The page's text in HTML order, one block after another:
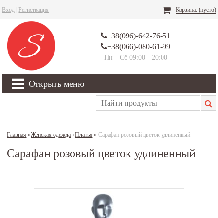
Вход Регистрация Корзина: (пусто)
+38(096)-642-76-51
+38(066)-080-61-99
Пн—Сб 09:00—20:00
Открыть меню
Главная »Женская одежда »Платья »Сарафан розовый цветок удлиненный
Сарафан розовый цветок удлиненный